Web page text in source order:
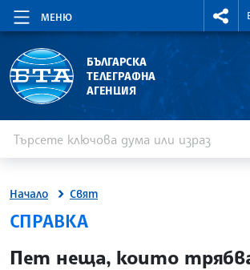
МЕНЮ
БЪЛГАРСКА
ТЕЛЕГРАФНА
АГЕНЦИЯ
Начало Свят
СПРАВКА
site.bta
Пет неща, които